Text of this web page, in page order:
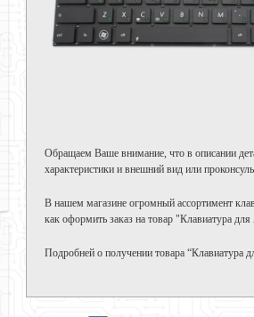
Обращаем Ваше внимание, что в описании
характеристики и внешний вид или
В нашем магазине огромный ассортимент
как оформить заказ на товар "Клавиатура
Подробней о получении товара “Клавиатура